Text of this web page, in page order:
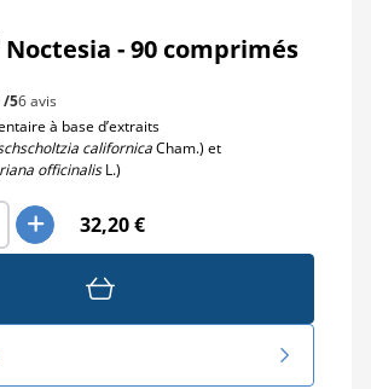
Noctesia - 90 comprimés
/56 avis
à base d’extraits
californicaCham.) et
officinalisL.)
32,20 €